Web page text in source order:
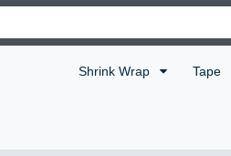
Shrink Wrap Tape